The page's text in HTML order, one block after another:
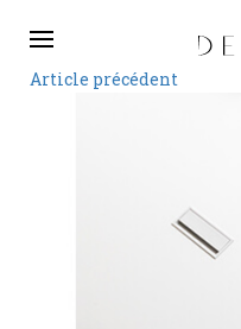
Article précédent